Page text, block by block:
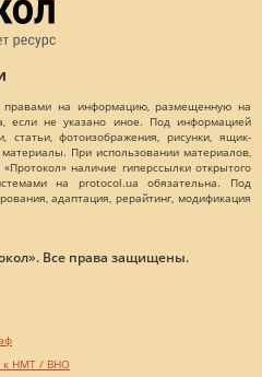
правами на информацию, размещенную на
если не указано иное. Под информацией
статьи, фотоизображения, рисунки, ящик-
При использовании материалов,
наличие гиперссылки открытого
на protocol.ua обязательна. Под
адаптация, рерайтинг, модификация
Все права защищены.
к НМТ / ВНО